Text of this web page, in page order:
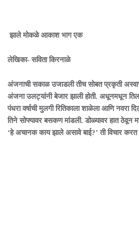
झाले मोकळे आकाश भाग एक
लेखिका- सविता किरनाळे
अंजनाची सकाळ उजाडली तीच सोबत प्रकृती
अंजना उलट्यांनी बेजार झाली होती. अधूनमधून
पंधरा वर्षाची मुलगी रितिकाला शाळेला आणि
तिने सोफ्यावर बसकण मांडली. डोळ्यावर हात ठेवून
‘हे अचानक काय झाले असावे बाई?’ ती विचार करत